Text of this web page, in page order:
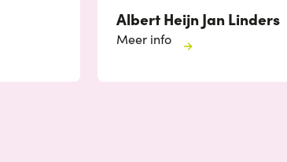
Albert Heijn Jan Linders
Meer info